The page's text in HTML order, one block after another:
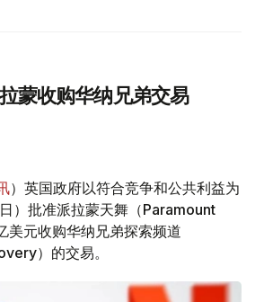
蒙收购华纳兄弟交易
）英国政府以符合竞争和公共利益为
）批准派拉蒙天舞（Paramount
元收购华纳兄弟探索频道
）的交易。